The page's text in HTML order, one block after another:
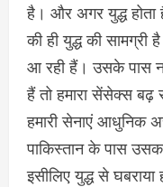
है। और अगर युद्ध होता
की ही युद्ध की सामग्री
आ रही हैं। उसके पास
हैं तो हमारा सेंसेक्स बढ़
हमारी सेनाएं आधुनिक
पाकिस्तान के पास
इसीलिए युद्ध से